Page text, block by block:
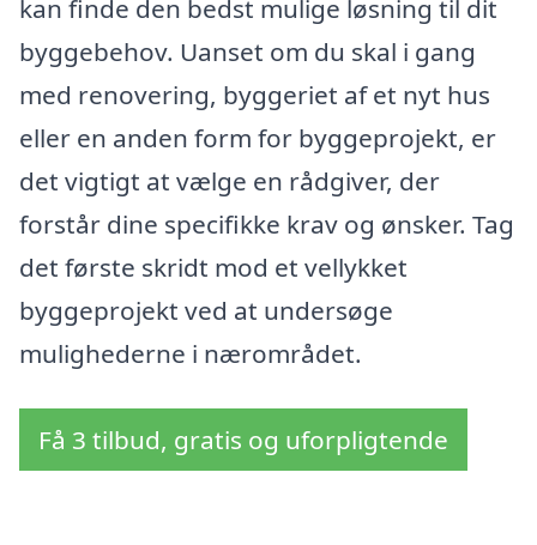
kan finde den bedst mulige løsning til dit
byggebehov. Uanset om du skal i gang
med renovering, byggeriet af et nyt hus
eller en anden form for byggeprojekt, er
det vigtigt at vælge en rådgiver, der
forstår dine specifikke krav og ønsker. Tag
det første skridt mod et vellykket
byggeprojekt ved at undersøge
mulighederne i nærområdet.
Få 3 tilbud, gratis og uforpligtende